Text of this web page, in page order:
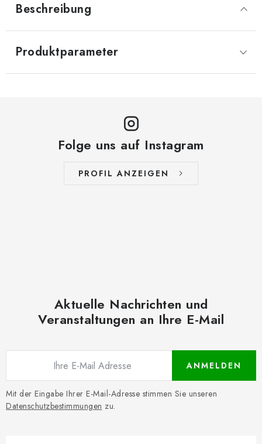
Beschreibung
Produktparameter
Folge uns auf Instagram
PROFIL ANZEIGEN
Aktuelle Nachrichten und
Veranstaltungen an Ihre E-Mail
Mit der Eingabe Ihrer E-Mail-Adresse stimmen Sie unseren
Datenschutzbestimmungen zu.
ANMELDEN